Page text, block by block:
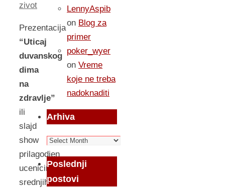
zivot
Prezentacija
“Uticaj
duvanskog
dima
na
zdravlje”
ili
slajd
show
prilagodjen
ucenicima
srednjih
LennyAspib
on Blog za
primer
poker_wyer
on Vreme
koje ne treba
nadoknaditi
Arhiva
Arhiva
Poslednji
postovi